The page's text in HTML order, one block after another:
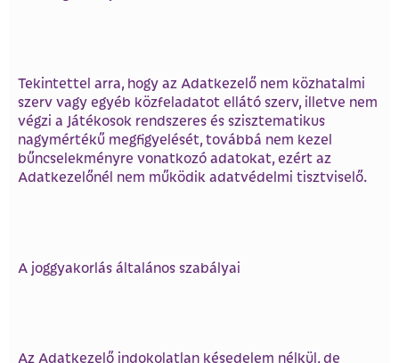
Tekintettel arra, hogy az Adatkezelő nem közhatalmi
szerv vagy egyéb közfeladatot ellátó szerv, illetve nem
végzi a Játékosok rendszeres és szisztematikus
nagymértékű megfigyelését, továbbá nem kezel
bűncselekményre vonatkozó adatokat, ezért az
Adatkezelőnél nem működik adatvédelmi tisztviselő.
A joggyakorlás általános szabályai
Az Adatkezelő indokolatlan késedelem nélkül, de